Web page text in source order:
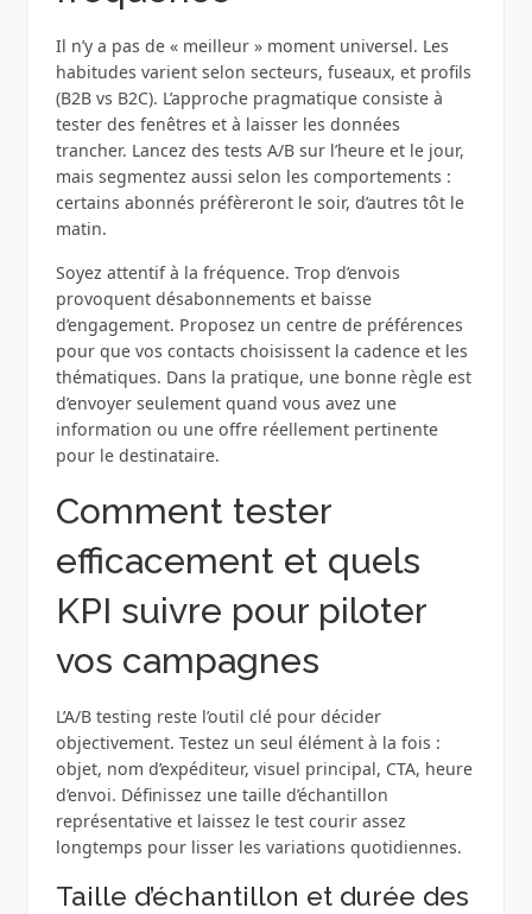
Il n’y a pas de « meilleur » moment universel. Les
habitudes varient selon secteurs, fuseaux, et profils
(B2B vs B2C). L’approche pragmatique consiste à
tester des fenêtres et à laisser les données
trancher. Lancez des tests A/B sur l’heure et le jour,
mais segmentez aussi selon les comportements :
certains abonnés préfèreront le soir, d’autres tôt le
matin.
Soyez attentif à la fréquence. Trop d’envois
provoquent désabonnements et baisse
d’engagement. Proposez un centre de préférences
pour que vos contacts choisissent la cadence et les
thématiques. Dans la pratique, une bonne règle est
d’envoyer seulement quand vous avez une
information ou une offre réellement pertinente
pour le destinataire.
Comment tester
efficacement et quels
KPI suivre pour piloter
vos campagnes
L’A/B testing reste l’outil clé pour décider
objectivement. Testez un seul élément à la fois :
objet, nom d’expéditeur, visuel principal, CTA, heure
d’envoi. Définissez une taille d’échantillon
représentative et laissez le test courir assez
longtemps pour lisser les variations quotidiennes.
Taille d’échantillon et durée des